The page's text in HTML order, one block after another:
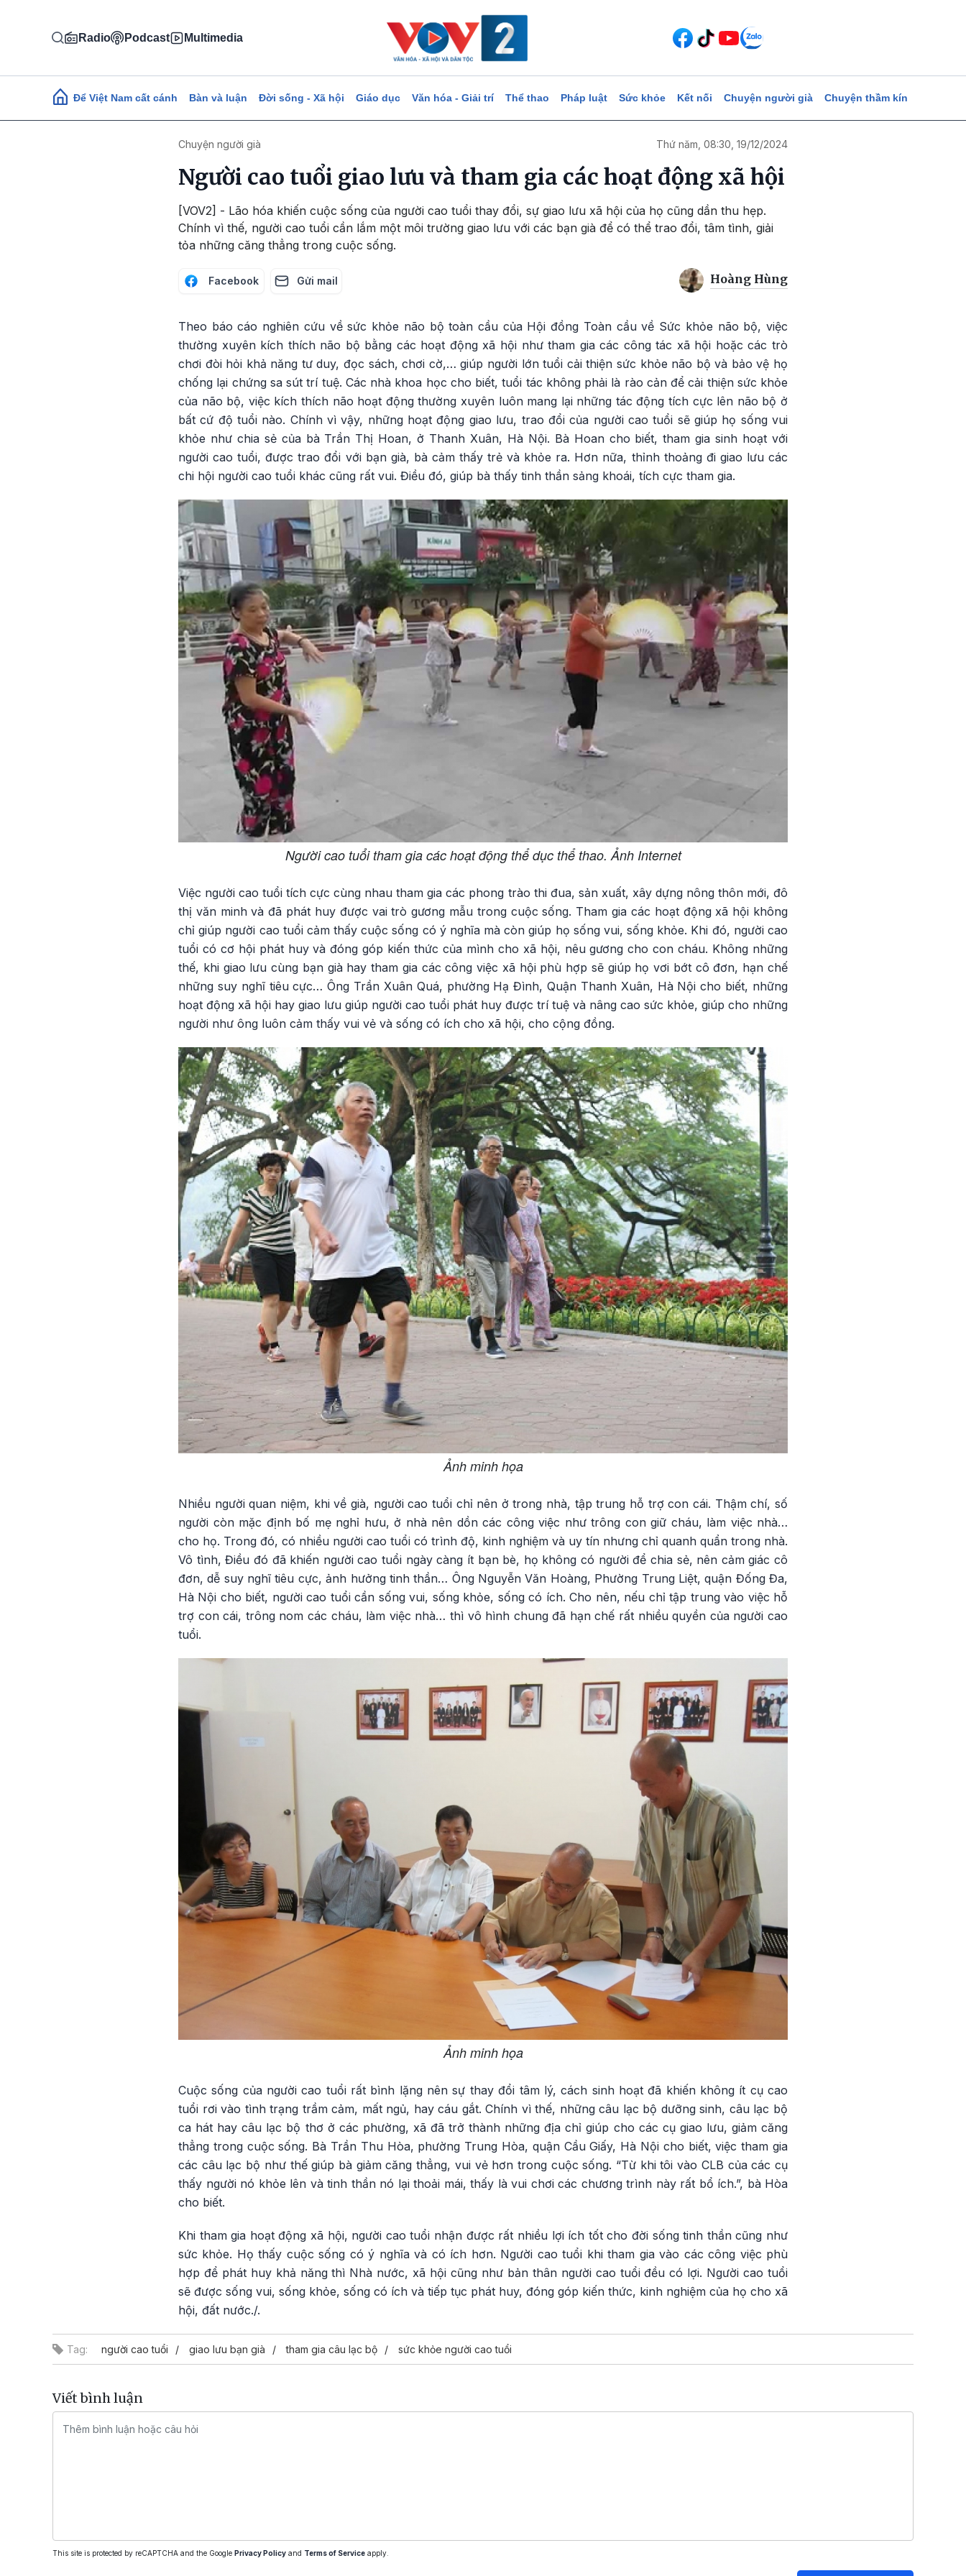
Radio Podcast Multimedia
Main navigation
Để Việt Nam cất cánh Bàn và luận Đời sống - Xã hội Giáo dục Văn hóa - Giải trí Thể thao Pháp luật Sức khỏe Kết nối Chuyện người già Chuyện thầm kín
Chuyện người già Thứ năm, 08:30, 19/12/2024
Người cao tuổi giao lưu và tham gia các hoạt động xã hội
[VOV2] - Lão hóa khiến cuộc sống của người cao tuổi thay đổi, sự giao lưu xã hội của họ cũng dần thu hẹp.
Chính vì thế, người cao tuổi cần lắm một môi trường giao lưu với các bạn già để có thể trao đổi, tâm tình, giải
tỏa những căng thẳng trong cuộc sống.
Facebook Gửi mail Hoàng Hùng
Theo báo cáo nghiên cứu về sức khỏe não bộ toàn cầu của Hội đồng Toàn cầu về Sức khỏe não bộ, việc
thường xuyên kích thích não bộ bằng các hoạt động xã hội như tham gia các công tác xã hội hoặc các trò
chơi đòi hỏi khả năng tư duy, đọc sách, chơi cờ,… giúp người lớn tuổi cải thiện sức khỏe não bộ và bảo vệ họ
chống lại chứng sa sút trí tuệ. Các nhà khoa học cho biết, tuổi tác không phải là rào cản để cải thiện sức khỏe
của não bộ, việc kích thích não hoạt động thường xuyên luôn mang lại những tác động tích cực lên não bộ ở
bất cứ độ tuổi nào. Chính vì vậy, những hoạt động giao lưu, trao đổi của người cao tuổi sẽ giúp họ sống vui
khỏe như chia sẻ của bà Trần Thị Hoan, ở Thanh Xuân, Hà Nội. Bà Hoan cho biết, tham gia sinh hoạt với
người cao tuổi, được trao đổi với bạn già, bà cảm thấy trẻ và khỏe ra. Hơn nữa, thỉnh thoảng đi giao lưu các
chi hội người cao tuổi khác cũng rất vui. Điều đó, giúp bà thấy tinh thần sảng khoái, tích cực tham gia.
Người cao tuổi tham gia các hoạt động thể dục thể thao. Ảnh Internet
Việc người cao tuổi tích cực cùng nhau tham gia các phong trào thi đua, sản xuất, xây dựng nông thôn mới, đô
thị văn minh và đã phát huy được vai trò gương mẫu trong cuộc sống. Tham gia các hoạt động xã hội không
chỉ giúp người cao tuổi cảm thấy cuộc sống có ý nghĩa mà còn giúp họ sống vui, sống khỏe. Khi đó, người cao
tuổi có cơ hội phát huy và đóng góp kiến thức của mình cho xã hội, nêu gương cho con cháu. Không những
thế, khi giao lưu cùng bạn già hay tham gia các công việc xã hội phù hợp sẽ giúp họ vơi bớt cô đơn, hạn chế
những suy nghĩ tiêu cực… Ông Trần Xuân Quá, phường Hạ Đình, Quận Thanh Xuân, Hà Nội cho biết, những
hoạt động xã hội hay giao lưu giúp người cao tuổi phát huy được trí tuệ và nâng cao sức khỏe, giúp cho những
người như ông luôn cảm thấy vui vẻ và sống có ích cho xã hội, cho cộng đồng.
Ảnh minh họa
Nhiều người quan niệm, khi về già, người cao tuổi chỉ nên ở trong nhà, tập trung hỗ trợ con cái. Thậm chí, số
người còn mặc định bố mẹ nghỉ hưu, ở nhà nên dồn các công việc như trông con giữ cháu, làm việc nhà…
cho họ. Trong đó, có nhiều người cao tuổi có trình độ, kinh nghiệm và uy tín nhưng chỉ quanh quẩn trong nhà.
Vô tình, Điều đó đã khiến người cao tuổi ngày càng ít bạn bè, họ không có người để chia sẻ, nên cảm giác cô
đơn, dễ suy nghĩ tiêu cực, ảnh hưởng tinh thần… Ông Nguyễn Văn Hoàng, Phường Trung Liệt, quận Đống Đa,
Hà Nội cho biết, người cao tuổi cần sống vui, sống khỏe, sống có ích. Cho nên, nếu chỉ tập trung vào việc hỗ
trợ con cái, trông nom các cháu, làm việc nhà… thì vô hình chung đã hạn chế rất nhiều quyền của người cao
tuổi.
Ảnh minh họa
Cuộc sống của người cao tuổi rất bình lặng nên sự thay đổi tâm lý, cách sinh hoạt đã khiến không ít cụ cao
tuổi rơi vào tình trạng trầm cảm, mất ngủ, hay cáu gắt. Chính vì thế, những câu lạc bộ dưỡng sinh, câu lạc bộ
ca hát hay câu lạc bộ thơ ở các phường, xã đã trở thành những địa chỉ giúp cho các cụ giao lưu, giảm căng
thẳng trong cuộc sống. Bà Trần Thu Hòa, phường Trung Hòa, quận Cầu Giấy, Hà Nội cho biết, việc tham gia
các câu lạc bộ như thế giúp bà giảm căng thẳng, vui vẻ hơn trong cuộc sống. “Từ khi tôi vào CLB của các cụ
thấy người nó khỏe lên và tinh thần nó lại thoải mái, thấy là vui chơi các chương trình này rất bổ ích.”, bà Hòa
cho biết.
Khi tham gia hoạt động xã hội, người cao tuổi nhận được rất nhiều lợi ích tốt cho đời sống tinh thần cũng như
sức khỏe. Họ thấy cuộc sống có ý nghĩa và có ích hơn. Người cao tuổi khi tham gia vào các công việc phù
hợp để phát huy khả năng thì Nhà nước, xã hội cũng như bản thân người cao tuổi đều có lợi. Người cao tuổi
sẽ được sống vui, sống khỏe, sống có ích và tiếp tục phát huy, đóng góp kiến thức, kinh nghiệm của họ cho xã
hội, đất nước./.
Tag: người cao tuổi giao lưu bạn già tham gia câu lạc bộ sức khỏe người cao tuổi
Viết bình luận
This site is protected by reCAPTCHA and the Google Privacy Policy and Terms of Service apply.